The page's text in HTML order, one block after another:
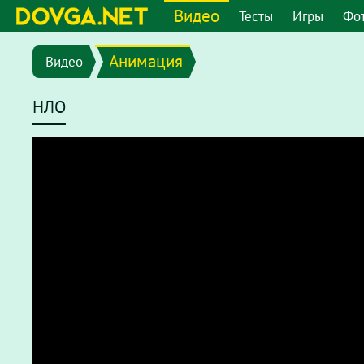
Видео Тесты Игры
Видео Анимация
НЛО